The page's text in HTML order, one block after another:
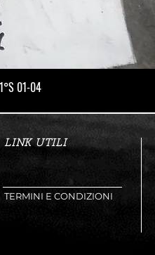
01-04
LINK UTILI
TERMINI E CONDIZIONI